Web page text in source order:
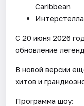
Caribbean
С 20 июня 2026
обновление
В новой версии
хитов и
Программа шоу: